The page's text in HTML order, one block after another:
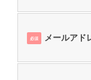
必須 メールアド